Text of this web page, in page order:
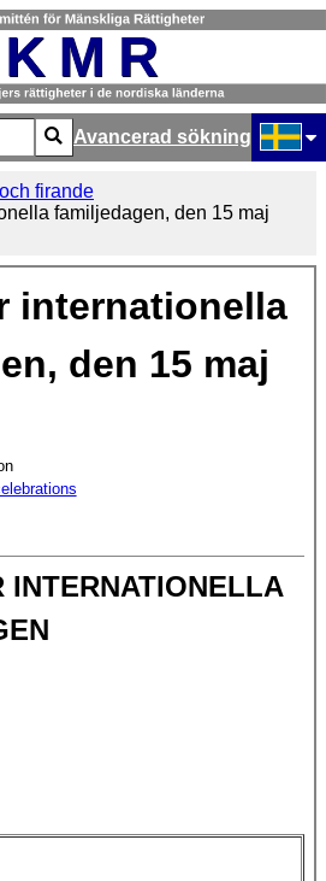
for results.
Avancerad sökning
firande
familjedagen, den 15 maj
internationella
den 15 maj
INTERNATIONELLA